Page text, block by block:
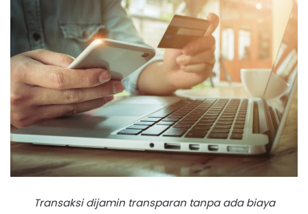
Transaksi dijamin transparan tanpa ada biaya